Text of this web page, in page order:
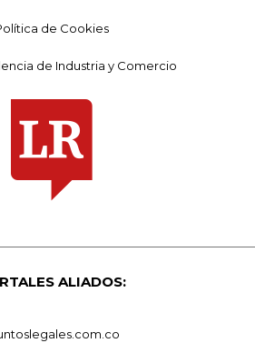
de Cookies
de Industria y Comercio
ALIADOS: